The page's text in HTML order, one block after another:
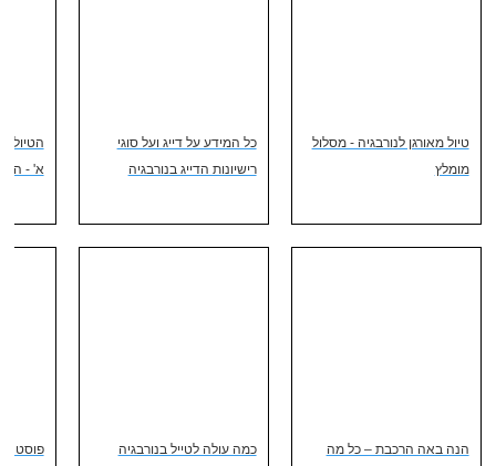
טיול מאורגן לנורבגיה - מסלול
מומלץ
כל המידע על דייג ועל סוגי
רישיונות הדייג בנורבגיה
הטיול
א' -
הנה באה הרכבת – כל מה
כמה עולה לטייל בנורבגיה
פוסט